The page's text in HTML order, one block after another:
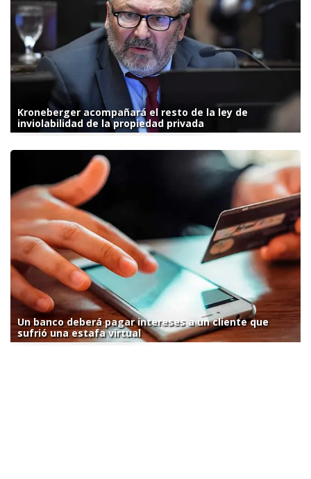
Kroneberger acompañará el resto de la ley de
inviolabilidad de la propiedad privada
Un banco deberá pagar intereses a un cliente que
sufrió una estafa virtual